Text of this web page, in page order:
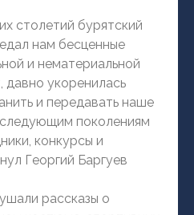
столетий бурятский
нам бесценные
и нематериальной
давно укоренилась
и передавать наше
поколениям
конкурсы и
Георгий Баргуев
рассказы о